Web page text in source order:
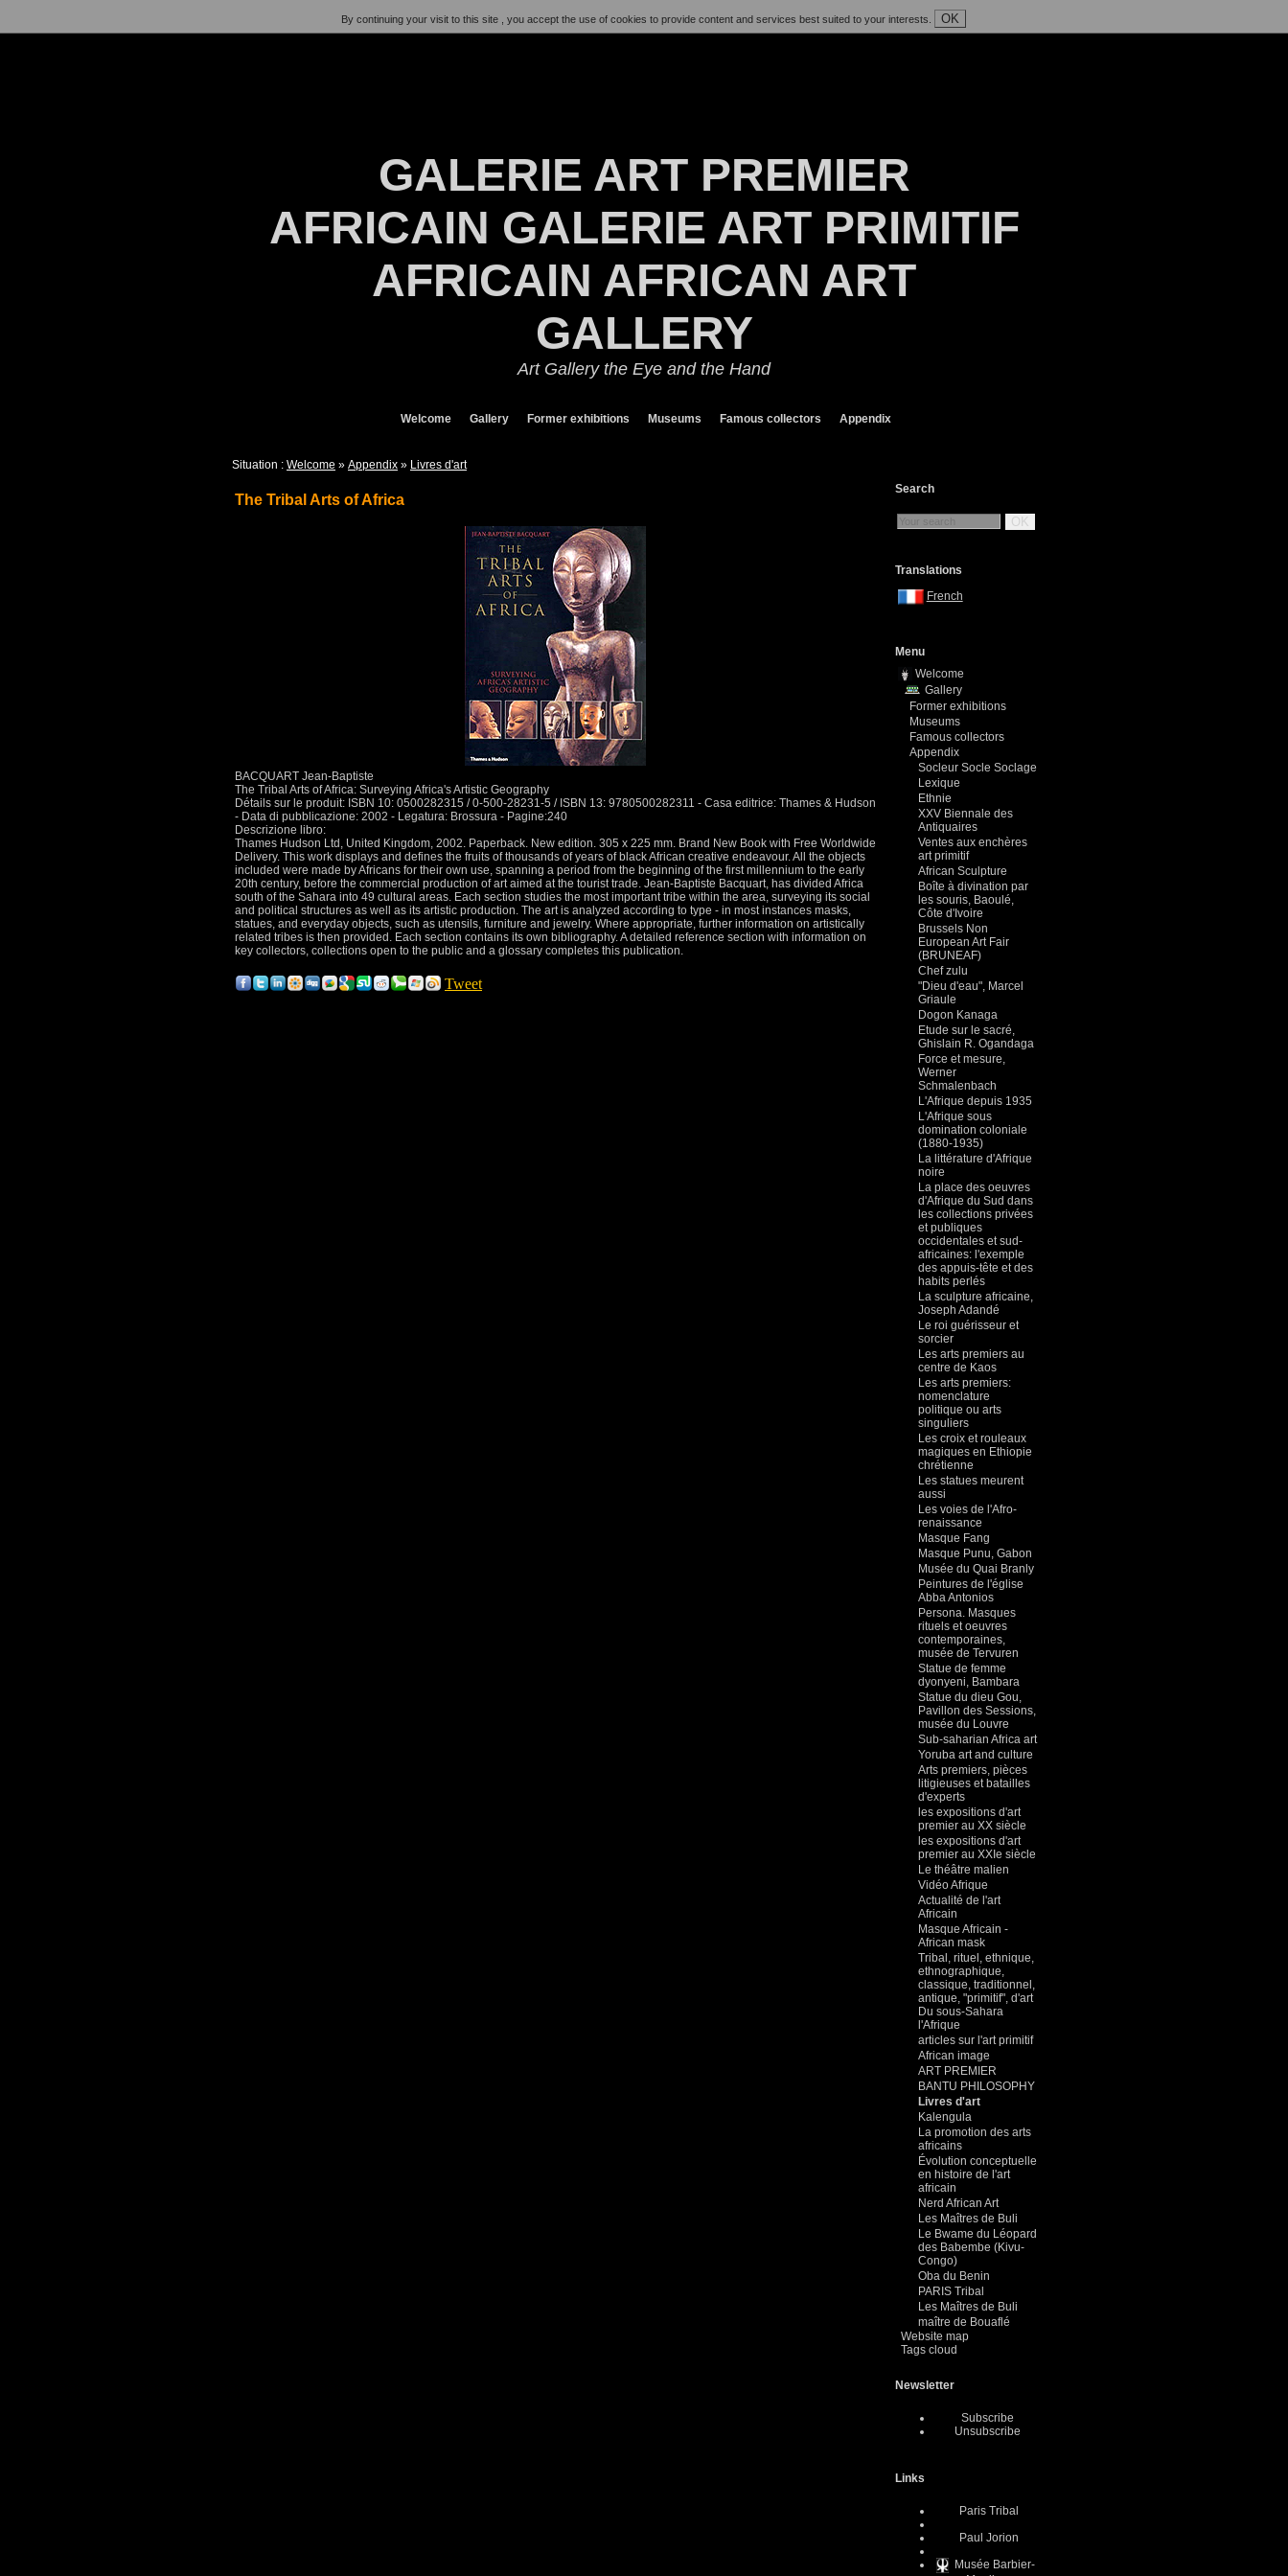
By continuing your visit to this site , you accept the use of cookies to provide content and services best suited to your interests. OK
GALERIE ART PREMIER
AFRICAIN GALERIE ART PRIMITIF
AFRICAIN AFRICAN ART
GALLERY
Art Gallery the Eye and the Hand
Welcome Gallery Former exhibitions Museums Famous collectors Appendix
Situation : Welcome » Appendix » Livres d'art
The Tribal Arts of Africa
BACQUART Jean-Baptiste
The Tribal Arts of Africa: Surveying Africa's Artistic Geography
Détails sur le produit: ISBN 10: 0500282315 / 0-500-28231-5 / ISBN 13: 9780500282311 - Casa editrice: Thames & Hudson
- Data di pubblicazione: 2002 - Legatura: Brossura - Pagine:240
Descrizione libro:
Thames Hudson Ltd, United Kingdom, 2002. Paperback. New edition. 305 x 225 mm. Brand New Book with Free Worldwide
Delivery. This work displays and defines the fruits of thousands of years of black African creative endeavour. All the objects
included were made by Africans for their own use, spanning a period from the beginning of the first millennium to the early
20th century, before the commercial production of art aimed at the tourist trade. Jean-Baptiste Bacquart, has divided Africa
south of the Sahara into 49 cultural areas. Each section studies the most important tribe within the area, surveying its social
and political structures as well as its artistic production. The art is analyzed according to type - in most instances masks,
statues, and everyday objects, such as utensils, furniture and jewelry. Where appropriate, further information on artistically
related tribes is then provided. Each section contains its own bibliography. A detailed reference section with information on
key collectors, collections open to the public and a glossary completes this publication.
Tweet
Search
OK
Translations
French
Menu
Welcome
Gallery
Former exhibitions
Museums
Famous collectors
Appendix
Socleur Socle Soclage
Lexique
Ethnie
XXV Biennale des
Antiquaires
Ventes aux enchères
art primitif
African Sculpture
Boîte à divination par
les souris, Baoulé,
Côte d'Ivoire
Brussels Non
European Art Fair
(BRUNEAF)
Chef zulu
"Dieu d'eau", Marcel
Griaule
Dogon Kanaga
Etude sur le sacré,
Ghislain R. Ogandaga
Force et mesure,
Werner
Schmalenbach
L'Afrique depuis 1935
L'Afrique sous
domination coloniale
(1880-1935)
La littérature d'Afrique
noire
La place des oeuvres
d'Afrique du Sud dans
les collections privées
et publiques
occidentales et sud-
africaines: l'exemple
des appuis-tête et des
habits perlés
La sculpture africaine,
Joseph Adandé
Le roi guérisseur et
sorcier
Les arts premiers au
centre de Kaos
Les arts premiers:
nomenclature
politique ou arts
singuliers
Les croix et rouleaux
magiques en Ethiopie
chrétienne
Les statues meurent
aussi
Les voies de l'Afro-
renaissance
Masque Fang
Masque Punu, Gabon
Musée du Quai Branly
Peintures de l'église
Abba Antonios
Persona. Masques
rituels et oeuvres
contemporaines,
musée de Tervuren
Statue de femme
dyonyeni, Bambara
Statue du dieu Gou,
Pavillon des Sessions,
musée du Louvre
Sub-saharian Africa art
Yoruba art and culture
Arts premiers, pièces
litigieuses et batailles
d'experts
les expositions d'art
premier au XX siècle
les expositions d'art
premier au XXIe siècle
Le théâtre malien
Vidéo Afrique
Actualité de l'art
Africain
Masque Africain -
African mask
Tribal, rituel, ethnique,
ethnographique,
classique, traditionnel,
antique, "primitif", d'art
Du sous-Sahara
l'Afrique
articles sur l'art primitif
African image
ART PREMIER
BANTU PHILOSOPHY
Livres d'art
Kalengula
La promotion des arts
africains
Évolution conceptuelle
en histoire de l'art
africain
Nerd African Art
Les Maîtres de Buli
Le Bwame du Léopard
des Babembe (Kivu-
Congo)
Oba du Benin
PARIS Tribal
Les Maîtres de Buli
maître de Bouaflé
Website map
Tags cloud
Newsletter
Subscribe
Unsubscribe
Links
Paris Tribal
Paul Jorion
Musée Barbier-